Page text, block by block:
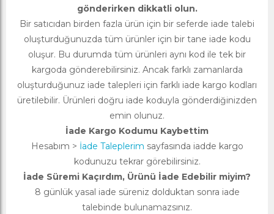
gönderirken dikkatli olun.
Bir satıcıdan birden fazla ürün için bir seferde iade talebi
oluşturduğunuzda tüm ürünler için bir tane iade kodu
oluşur. Bu durumda tüm ürünleri aynı kod ile tek bir
kargoda gönderebilirsiniz. Ancak farklı zamanlarda
oluşturduğunuz iade talepleri için farklı iade kargo kodları
üretilebilir. Ürünleri doğru iade koduyla gönderdiğinizden
emin olunuz.
İade Kargo Kodumu Kaybettim
Hesabım > İade Taleplerim sayfasında iadde kargo
kodunuzu tekrar görebilirsiniz.
İade Süremi Kaçırdım, Ürünü İade Edebilir miyim?
8 günlük yasal iade süreniz dolduktan sonra iade
talebinde bulunamazsınız.